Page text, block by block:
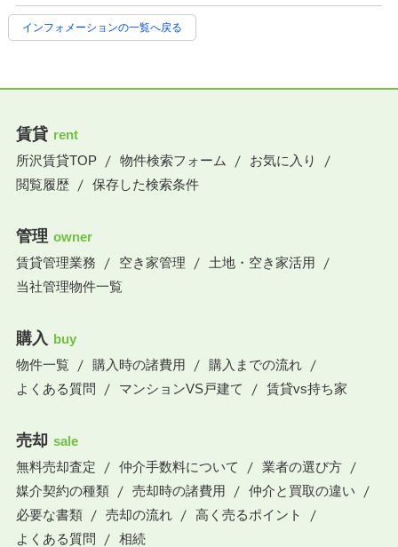
インフォメーションの一覧へ戻る
賃貸 rent
所沢賃貸TOP
物件検索フォーム
お気に入り
閲覧履歴
保存した検索条件
管理 owner
賃貸管理業務
空き家管理
土地・空き家活用
当社管理物件一覧
購入 buy
物件一覧
購入時の諸費用
購入までの流れ
よくある質問
マンションVS戸建て 賃貸vs持ち家
売却 sale
無料売却査定
仲介手数料について
業者の選び方
媒介契約の種類
売却時の諸費用
仲介と買取の違い
必要な書類
売却の流れ
高く売るポイント
よくある質問
相続